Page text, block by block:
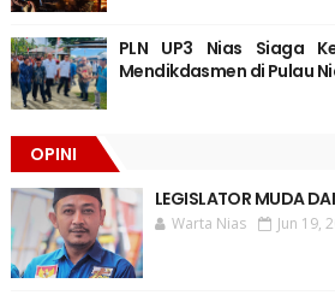
PLN UP3 Nias Siaga
Mendikdasmen di Pulau
OPINI
LEGISLATOR MUDA
Warta Nias Jun 19,